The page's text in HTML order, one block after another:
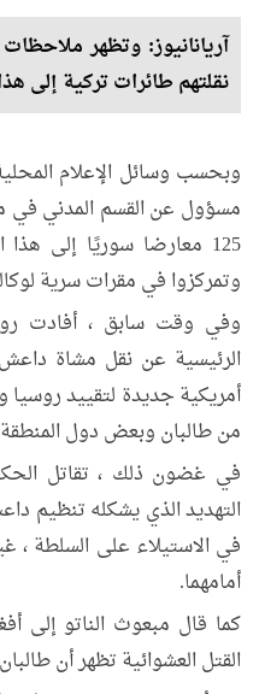
نقلتهم طائرات تركية إلى
وبحسب وسائل الإعلام
مسؤول عن القسم المدني في
125 معارضا سوريًا إلى
وتمركزوا في مقرات سرية
وفي وقت سابق ، أفادت
الرئيسية عن نقل مشاة
أمريكية جديدة لتقييد روسيا
من طالبان وبعض دول
في غضون ذلك ، تقاتل
التهديد الذي يشكله تنظيم
في الاستيلاء على السلطة ،
أمامهما.
كما قال مبعوث الناتو إلى
القتل العشوائية تظهر أن